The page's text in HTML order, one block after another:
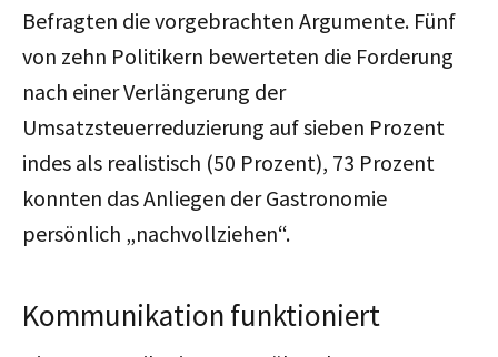
Befragten die vorgebrachten Argumente. Fünf
von zehn Politikern bewerteten die Forderung
nach einer Verlängerung der
Umsatzsteuerreduzierung auf sieben Prozent
indes als realistisch (50 Prozent), 73 Prozent
konnten das Anliegen der Gastronomie
persönlich „nachvollziehen“.
Kommunikation funktioniert